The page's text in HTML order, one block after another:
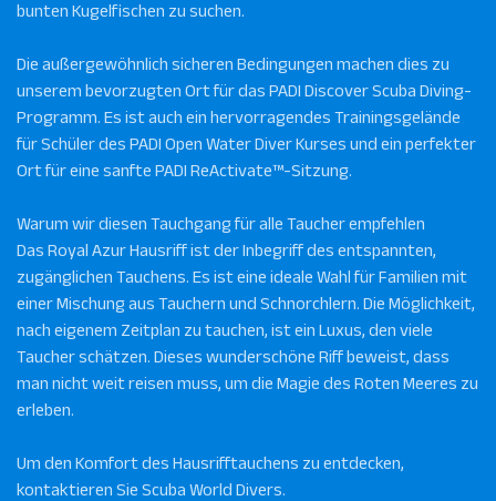
bunten Kugelfischen zu suchen.
Die außergewöhnlich sicheren Bedingungen machen dies zu
unserem bevorzugten Ort für das PADI Discover Scuba Diving-
Programm. Es ist auch ein hervorragendes Trainingsgelände
für Schüler des PADI Open Water Diver Kurses und ein perfekter
Ort für eine sanfte PADI ReActivate™-Sitzung.
Warum wir diesen Tauchgang für alle Taucher empfehlen
Das Royal Azur Hausriff ist der Inbegriff des entspannten,
zugänglichen Tauchens. Es ist eine ideale Wahl für Familien mit
einer Mischung aus Tauchern und Schnorchlern. Die Möglichkeit,
nach eigenem Zeitplan zu tauchen, ist ein Luxus, den viele
Taucher schätzen. Dieses wunderschöne Riff beweist, dass
man nicht weit reisen muss, um die Magie des Roten Meeres zu
erleben.
Um den Komfort des Hausrifftauchens zu entdecken,
kontaktieren Sie Scuba World Divers.